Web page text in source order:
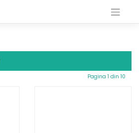
Pagina 1 din 10